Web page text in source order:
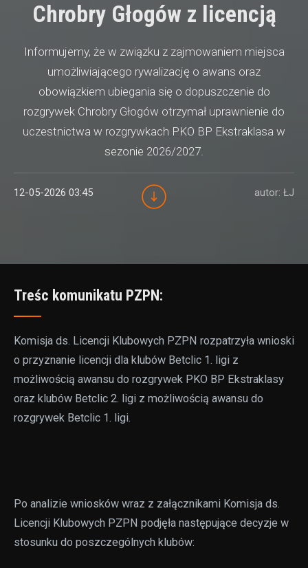
Chrobry Głogów z licencją
Informujemy, że w związku z zajmowaniem miejsca
umożliwiającego rywalizację o awans oraz
obowiązkiem ubiegania się o dopuszczenie do
rozgrywek Chrobry Głogów otrzymał uprawnienie do
uczestnictwa w rozgrywkach PKO BP Ekstraklasa w
sezonie 2026/2027.
12-05-2026 03:45 autor: ŁJ
Treśc komunikatu PZPN:
Komisja ds. Licencji Klubowych PZPN rozpatrzyła wnioski
o przyznanie licencji dla klubów Betclic 1. ligi z
możliwością awansu do rozgrywek PKO BP Ekstraklasy
oraz klubów Betclic 2. ligi z możliwością awansu do
rozgrywek Betclic 1. ligi.
Po analizie wniosków wraz z załącznikami Komisja ds.
Licencji Klubowych PZPN podjęła następujące decyzje w
stosunku do poszczególnych klubów: